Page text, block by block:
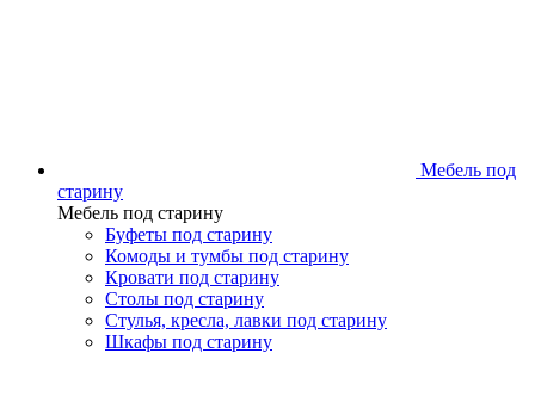
Мебель под
старину
Мебель под старину
Буфеты под старину
Комоды и тумбы под старину
Кровати под старину
Столы под старину
Стулья, кресла, лавки под старину
Шкафы под старину